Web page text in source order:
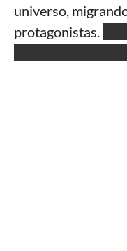
universo,
protagonistas.